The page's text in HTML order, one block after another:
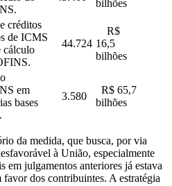
bilhões
créditos
de ICMS
cálculo
44.724
R$
16,5
bilhões
em
bases
3.580
R$ 65,7
bilhões
da medida, que busca, por via
à União, especialmente
em julgamentos anteriores já estava
dos contribuintes. A estratégia